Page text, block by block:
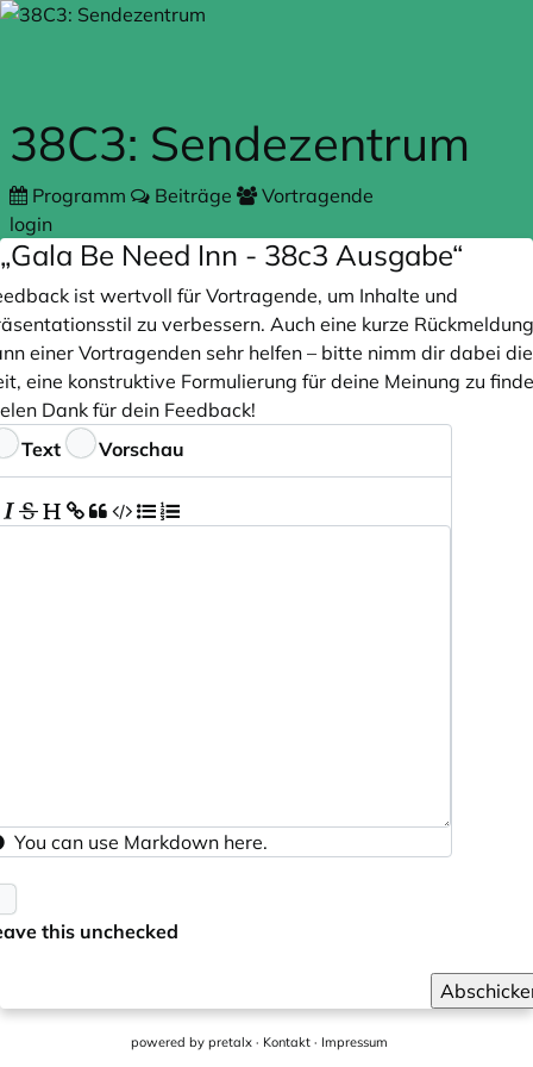
Zum Hauptteil springen
38C3: Sendezentrum
Programm Beiträge
Vortragende
login
„Gala Be Need Inn - 38c3 Ausgabe“
ist wertvoll für Vortragende, um Inhalte und
zu verbessern. Auch eine kurze Rückmeldung
einer Vortragenden sehr helfen – bitte nimm dir dabei die
eine konstruktive Formulierung für deine Meinung zu
Dank für dein Feedback!
Text Vorschau
You can use Markdown here.
this unchecked
powered by pretalx · Kontakt · Impressum